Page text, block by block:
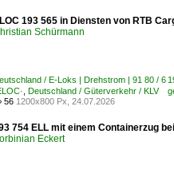
193 565 in Diensten von RTB
Schürmann
/ E-Loks | Drehstrom | 91 80 /
Deutschland / Güterverkehr / KLV
56 1200x800 Px, 24.07.2026
754 ELL mit einem Containerzug
Eckert